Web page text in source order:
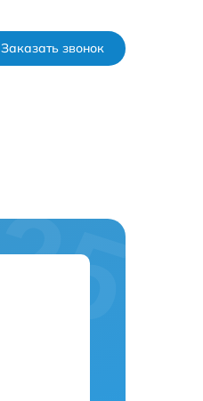
Заказать звонок